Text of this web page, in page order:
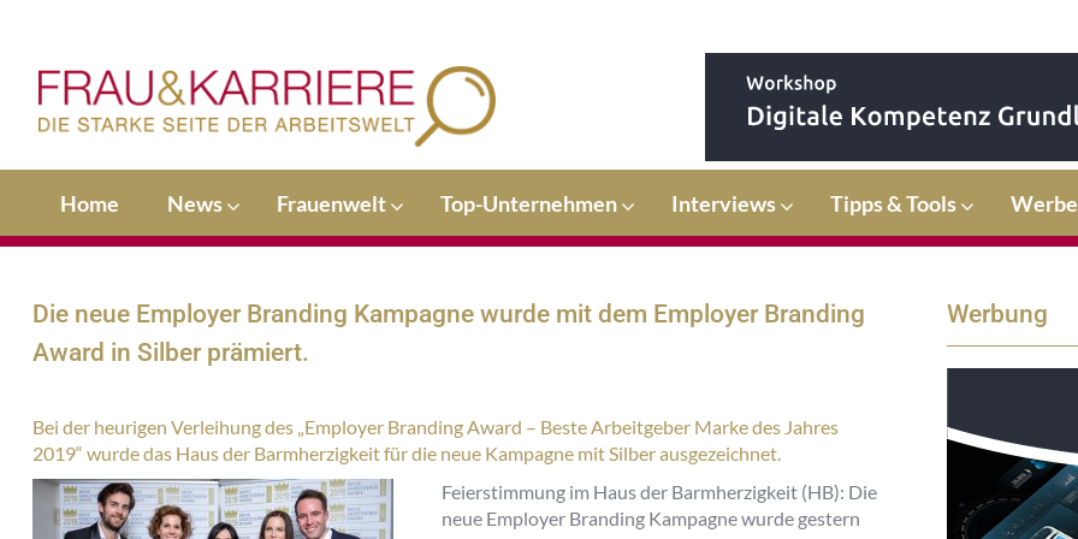
Home News Frauenwelt Top-Unternehmen Interviews Tipps & Tools
Die neue Employer Branding Kampagne wurde mit dem Employer Branding
Award in Silber prämiert.
Bei der heurigen Verleihung des „Employer Branding Award – Beste Arbeitgeber Marke des Jahres
2019“ wurde das Haus der Barmherzigkeit für die neue Kampagne mit Silber ausgezeichnet.
Feierstimmung im Haus der Barmherzigkeit (HB): Die
neue Employer Branding Kampagne wurde gestern
Werbung